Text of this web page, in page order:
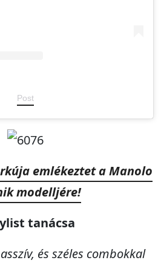
Post
emlékeztet a Manolo
modelljére!
tanácsa
és széles combokkal